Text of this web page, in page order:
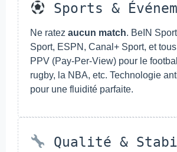
Sports &
Ne ratez aucun match. BeIN
Sport, ESPN, Canal+ Sport, et
PPV (Pay-Per-View) pour le
rugby, la NBA, etc. Technologie
pour une fluidité parfaite.
Qualité &